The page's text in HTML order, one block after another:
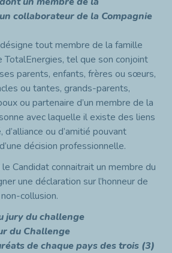
collaborateur de la Compagnie
tout membre de la famille
TotalEnergies, tel que son conjoint
parents, enfants, frères ou sœurs,
ou tantes, grands-parents,
ou partenaire d’un membre de la
avec laquelle il existe des liens
ou d’amitié pouvant
décision professionnelle.
Candidat connaitrait un membre du
une déclaration sur l’honneur de
collusion.
jury du challenge
du Challenge
de chaque pays des trois (3)